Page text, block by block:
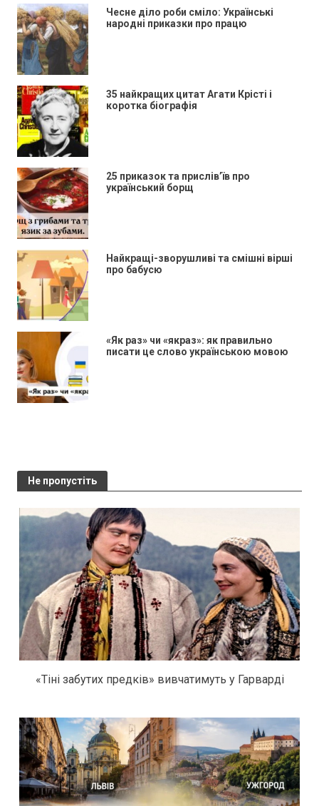
Чесне діло роби сміло: Українські
народні приказки про працю
35 найкращих цитат Агати Крісті і
коротка біографія
25 приказок та прислів’їв про
український борщ
Найкращі-зворушливі та смішні вірші
про бабусю
«Як раз» чи «якраз»: як правильно
писати це слово українською мовою
Не пропустіть
«Тіні забутих предків» вивчатимуть у Гарварді